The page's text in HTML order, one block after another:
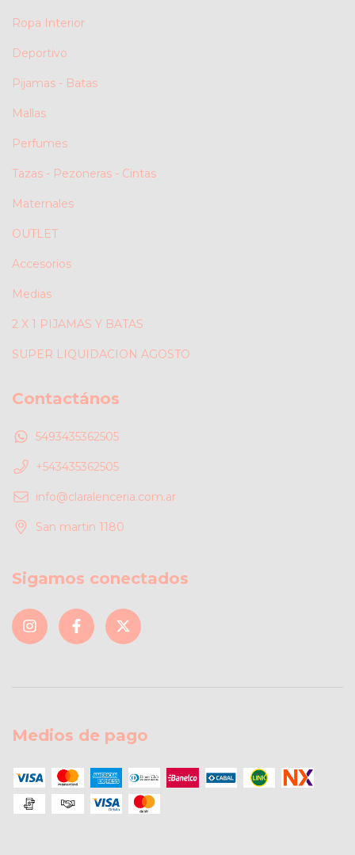
Ropa Interior
Deportivo
Pijamas - Batas
Mallas
Perfumes
Tazas - Pezoneras - Cintas
Maternales
OUTLET
Accesorios
Medias
2 X 1 PIJAMAS Y BATAS
SUPER LIQUIDACION AGOSTO
Contactános
5493435362505
+543435362505
info@claralenceria.com.ar
San martin 1180
Sigamos conectados
Medios de pago